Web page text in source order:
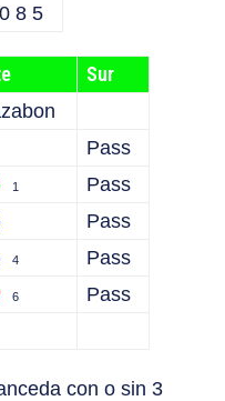
8 5
Sur
Pass
1
Pass
Pass
4
Pass
6
Pass
con o sin 3